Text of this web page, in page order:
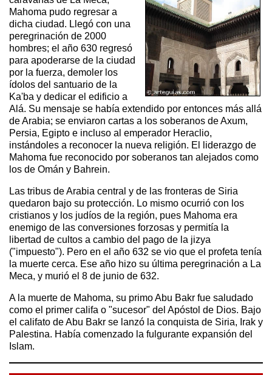
Mahoma pudo regresar a
dicha ciudad. Llegó con una
peregrinación de 2000
hombres; el año 630 regresó
para apoderarse de la ciudad
por la fuerza, demoler los
ídolos del santuario de la
Ka'ba y dedicar el edificio a
Alá. Su mensaje se había extendido por entonces más allá
de Arabia; se enviaron cartas a los soberanos de Axum,
Persia, Egipto e incluso al emperador Heraclio,
instándoles a reconocer la nueva religión. El liderazgo de
Mahoma fue reconocido por soberanos tan alejados como
los de Omán y Bahrein.
Las tribus de Arabia central y de las fronteras de Siria
quedaron bajo su protección. Lo mismo ocurrió con los
cristianos y los judíos de la región, pues Mahoma era
enemigo de las conversiones forzosas y permitía la
libertad de cultos a cambio del pago de la jizya
("impuesto"). Pero en el año 632 se vio que el profeta tenía
la muerte cerca. Ese año hizo su última peregrinación a La
Meca, y murió el 8 de junio de 632.
A la muerte de Mahoma, su primo Abu Bakr fue saludado
como el primer califa o "sucesor" del Apóstol de Dios. Bajo
el califato de Abu Bakr se lanzó la conquista de Siria, Irak y
Palestina. Había comenzado la fulgurante expansión del
Islam.